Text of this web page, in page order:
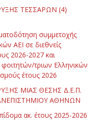
ΤΕΣΣΑΡΩΝ (4)
συμμετοχής
ΑΕΙ σε διεθνείς
2026-2027 και
τριων Ελληνικών
έτους 2026
ΜΙΑΣ ΘΕΣΗΣ Δ.Ε.Π.
ΑΘΗΝΩΝ
ακ. έτους 2025-2026